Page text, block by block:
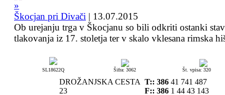
Škocjan pri Divači | 13.07.2015
Ob urejanju trga v Škocjanu so bili odkriti ostanki
tlakovanja iz 17. stoletja ter v skalo vklesana rimska
SL18622Q Šifra: 3062 Št. vpisa: 320
DROŽANJSKA CESTA
23
T:: 386 41 741 487
F:: 386 1 44 43 143